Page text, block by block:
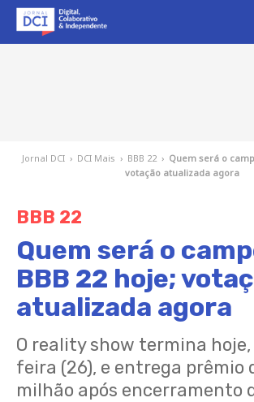
Jornal DCI › DCI Mais › BBB 22 › Quem será o
votação atualizada agora
BBB 22
Quem será o
BBB 22 hoje;
atualizada agora
O reality show termina
feira (26), e entrega prêmio
milhão após encerramento